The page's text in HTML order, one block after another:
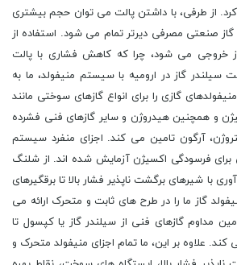
از طرفی، با داشتن پالت می توان حجم بیشتری
گاز صنعتی مصرفی دیرتر تمام می شود. استفاده از
خروجی می شود، چرا که کاهش فشاری با پالت
سیلندر گاز در ارومیه با سیستم منیفولد، ما به
گازی را برای انواع گازهای سوختی مانند
و همچنین هیدروژن و سایر گازهای فنی فشرده
آرگون تامین می کند. اجزای منفرد سیستم
فرسودگی اکسیژن آزمایش شده اند. از شلنگ
با شیرهای برگشت ناپذیر فشار بالا تا برقگیرهای
گاز ما را در طرح های ثابت و متحرک ارائه می
مداوم گازهای فنی از سیلندر گاز یا کپسول تا
علاوه بر این، ما تمام اجزای منیفولد متحرک و